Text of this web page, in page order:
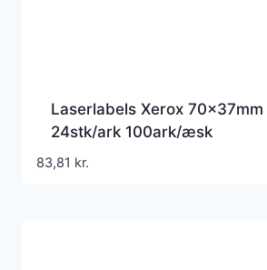
Laserlabels Xerox
24stk/ark 100ark/æsk
83,81 kr.